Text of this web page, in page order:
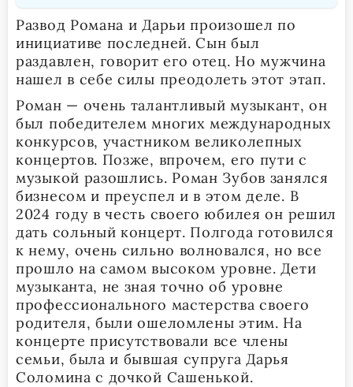
Развод Романа и Дарьи произошел по
инициативе последней. Сын был
раздавлен, говорит его отец. Но мужчина
нашел в себе силы преодолеть этот этап.
Роман — очень талантливый музыкант, он
был победителем многих международных
конкурсов, участником великолепных
концертов. Позже, впрочем, его пути с
музыкой разошлись. Роман Зубов занялся
бизнесом и преуспел и в этом деле. В
2024 году в честь своего юбилея он решил
дать сольный концерт. Полгода готовился
к нему, очень сильно волновался, но все
прошло на самом высоком уровне. Дети
музыканта, не зная точно об уровне
профессионального мастерства своего
родителя, были ошеломлены этим. На
концерте присутствовали все члены
семьи, была и бывшая супруга Дарья
Соломина с дочкой Сашенькой.